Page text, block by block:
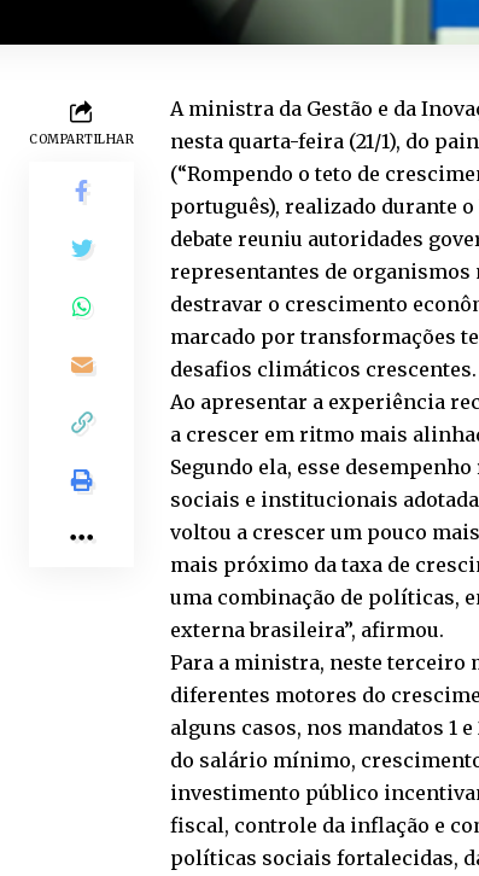
COMPARTILHAR
A ministra da Gestão e da
nesta quarta-feira (21/1), do
(“Rompendo o teto de
português), realizado durante
debate reuniu autoridades
representantes de
destravar o crescimento
marcado por transformações
desafios climáticos crescentes.
Ao apresentar a experiência
a crescer em ritmo mais
Segundo ela, esse
sociais e institucionais
voltou a crescer um pouco
mais próximo da taxa de
uma combinação de políticas,
externa brasileira”, afirmou.
Para a ministra, neste terceiro
diferentes motores do
alguns casos, nos mandatos 1
do salário mínimo,
investimento público
fiscal, controle da inflação e
políticas sociais fortalecidas,